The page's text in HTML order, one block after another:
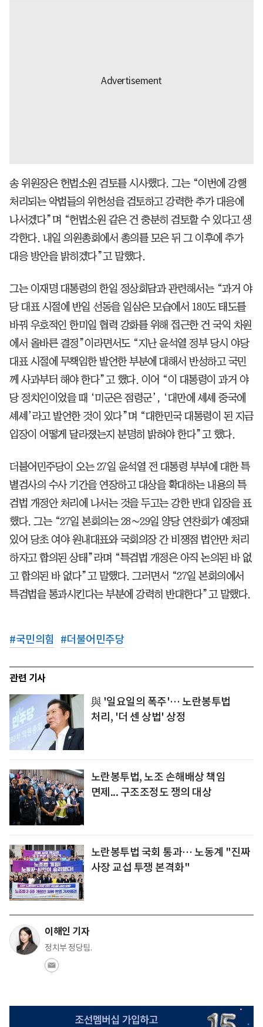
송 위원장은 헌법소원 검토를 시사했다. 그는 “이번에 강행
처리되는 악법들의 위헌성을 검토하고 강력한 추가 대응에
나서겠다”며 “헌법소원 같은 건 충분히 검토할 수 있다고 생
각한다. 내일 의원총회에서 총의를 모은 뒤 그 이후에 추가
대응 방안을 밝히겠다”고 말했다.
그는 이재명 대통령의 한일 정상회담과 관련해서는 “과거 야
당 대표 시절에 반일 선동을 일삼은 모습에서 180도 태도를
바꿔 우호적인 한미일 협력 강화를 위해 접근한 건 국익 차원
에서 올바른 결정”이라면서도 “지난 윤석열 정부 당시 야당
대표 시절에 무책임한 발언한 부분에 대해서 반성하고 국민
께 사과부터 해야 한다”고 했다. 이어 “이 대통령이 과거 야
당 정치인이었을 때 ‘미군은 점령군’, ‘대만에 셰셰 중국에
셰셰’라고 발언한 것이 있다”며 “대한민국 대통령이 된 지금
입장이 어떻게 달라졌는지 분명히 밝혀야 한다”고 했다.
더불어민주당이 오는 27일 윤석열 전 대통령 부부에 대한 특
별검사의 수사 기간을 연장하고 대상을 확대하는 내용의 특
검법 개정안 처리에 나서는 것을 두고는 강한 반대 입장을 표
했다. 그는 “27일 본회의는 28∼29일 양당 연찬회가 예정돼
있어 당초 여야 원내대표와 국회의장 간 비쟁점 법안만 처리
하자고 합의된 상태”라며 “특검법 개정은 아직 논의된 바 없
고 합의된 바 없다”고 말했다. 그러면서 “27일 본회의에서
특검법을 통과시킨다는 부분에 강력히 반대한다”고 말했다.
#국민의힘 #더불어민주당
관련 기사
與 '일요일의 폭주'… 노란봉투법
처리, '더 센 상법' 상정
노란봉투법, 노조 손해배상 책임
면제... 구조조정도 쟁의 대상
노란봉투법 국회 통과… 노동계 "진짜
사장 교섭 투쟁 본격화"
이해인 기자
정치부 정당팀.